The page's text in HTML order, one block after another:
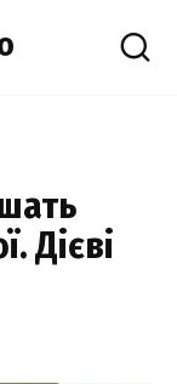
Дієві